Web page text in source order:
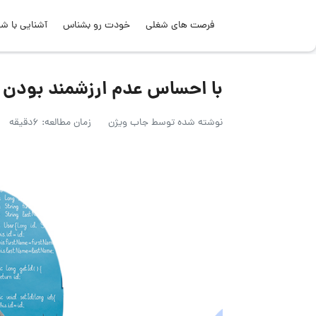
فرصت های شغلی خودت رو بشناس آشنایی با
با احساس عدم ارزشمند بودن
نوشته شده توسطجاب ویژن زمان مطالعه: 6دقیقه